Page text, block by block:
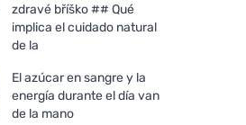
zdravé bříško ## Qué
implica el cuidado natural
de la
El azúcar en sangre y la
energía durante el día van
de la mano